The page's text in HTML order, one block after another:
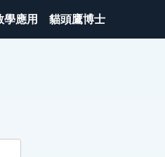
學應用 貓頭鷹博士